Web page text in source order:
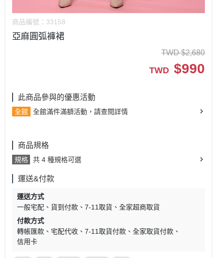
商品編號： 33158
亞麻圓弧褲裙
TWD $2,680
TWD $990
此商品參與的優惠活動
全館 全館滿件滿額活動，請查閱詳情
商品規格
規格 共 4 種規格可選
運送&付款
運送方式
一般宅配
貨到付款 7-11取貨
全家超商取貨
付款方式
轉帳匯款
宅配代收 7-11取貨付款
全家取貨付款
信用卡